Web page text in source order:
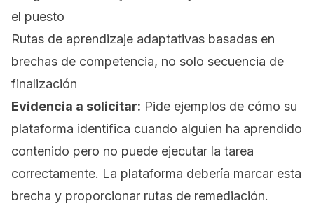
el puesto
Rutas de aprendizaje adaptativas basadas en
brechas de competencia, no solo secuencia de
finalización
Evidencia a solicitar: Pide ejemplos de cómo su
plataforma identifica cuando alguien ha aprendido
contenido pero no puede ejecutar la tarea
correctamente. La plataforma debería marcar esta
brecha y proporcionar rutas de remediación.